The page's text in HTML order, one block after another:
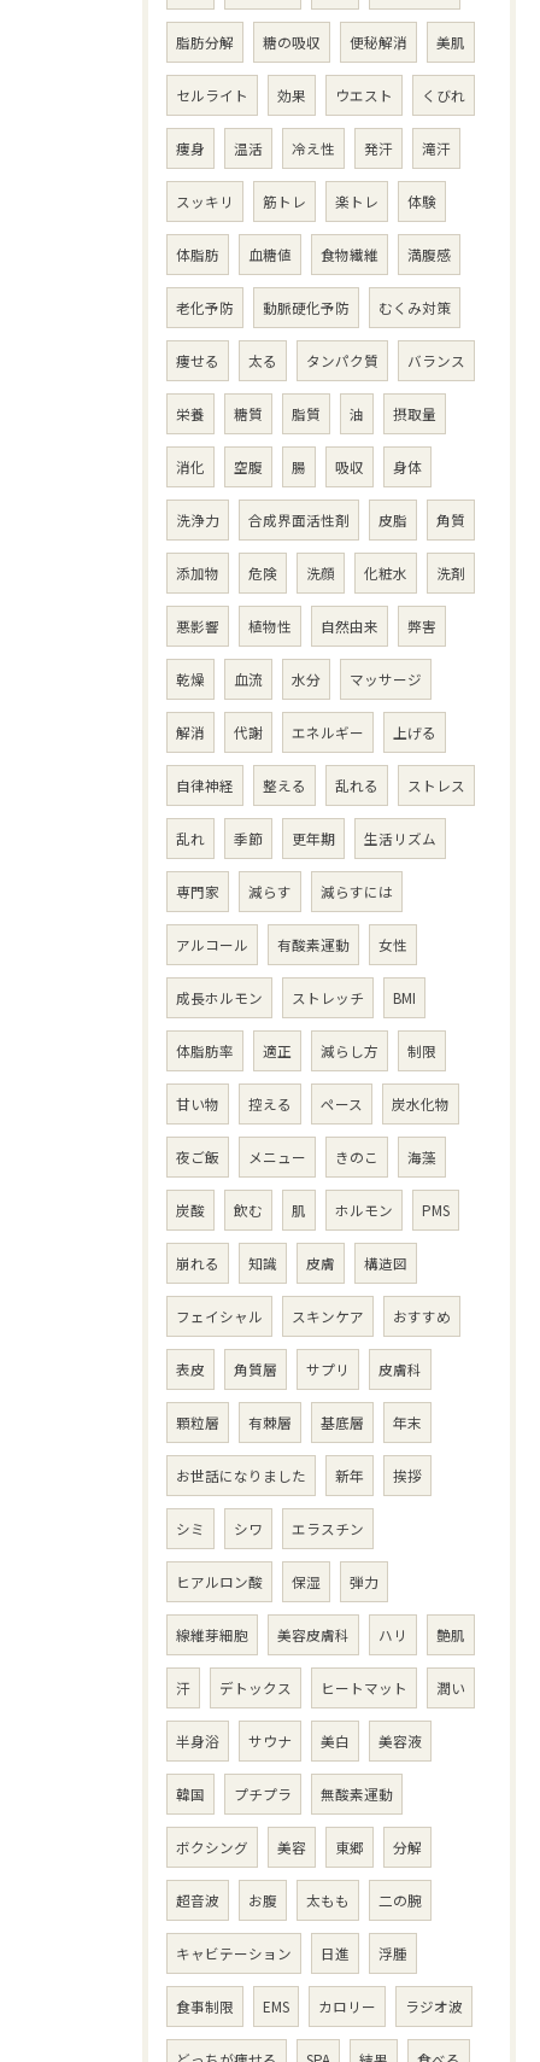
脂肪分解 糖の吸収 便秘解消 美肌
セルライト 効果 ウエスト くびれ
痩身 温活 冷え性 発汗 滝汗
スッキリ 筋トレ 楽トレ 体験
体脂肪 血糖値 食物繊維 満腹感
老化予防 動脈硬化予防 むくみ対策
痩せる 太る タンパク質 バランス
栄養 糖質 脂質 油 摂取量
消化 空腹 腸 吸収 身体
洗浄力 合成界面活性剤 皮脂 角質
添加物 危険 洗顔 化粧水 洗剤
悪影響 植物性 自然由来 弊害
乾燥 血流 水分 マッサージ
解消 代謝 エネルギー 上げる
自律神経 整える 乱れる ストレス
乱れ 季節 更年期 生活リズム
専門家 減らす 減らすには
アルコール 有酸素運動 女性
成長ホルモン ストレッチ BMI
体脂肪率 適正 減らし方 制限
甘い物 控える ペース 炭水化物
夜ご飯 メニュー きのこ 海藻
炭酸 飲む 肌 ホルモン PMS
崩れる 知識 皮膚 構造図
フェイシャル スキンケア おすすめ
表皮 角質層 サプリ 皮膚科
顆粒層 有棘層 基底層 年末
お世話になりました 新年 挨拶
シミ シワ エラスチン
ヒアルロン酸 保湿 弾力
線維芽細胞 美容皮膚科 ハリ 艶肌
汗 デトックス ヒートマット 潤い
半身浴 サウナ 美白 美容液
韓国 プチプラ 無酸素運動
ボクシング 美容 東郷 分解
超音波 お腹 太もも 二の腕
キャビテーション 日進 浮腫
食事制限 EMS カロリー ラジオ波